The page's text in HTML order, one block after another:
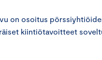
on osoitus
kiintiötavoitteet